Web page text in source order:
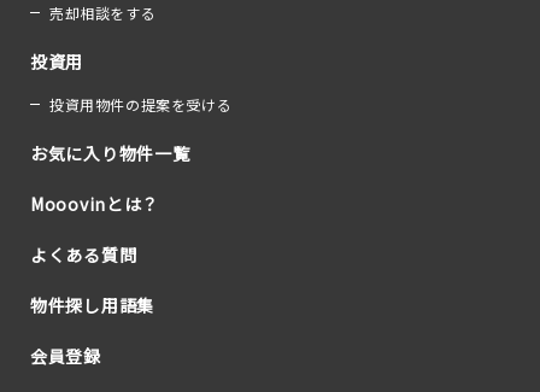
売却相談をする
投資用
投資用物件の提案を受ける
お気に入り物件一覧
Mooovinとは？
よくある質問
物件探し用語集
会員登録